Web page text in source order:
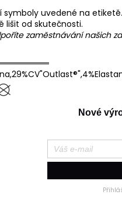
uvedené na etiketě.
lišit od skutečnosti.
zaměstnávání našich
Nové